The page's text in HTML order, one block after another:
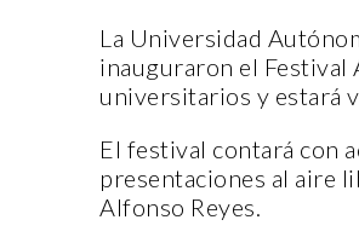
La Universidad
inauguraron el Festival
universitarios y estará
El festival contará con
presentaciones al aire
Alfonso Reyes.